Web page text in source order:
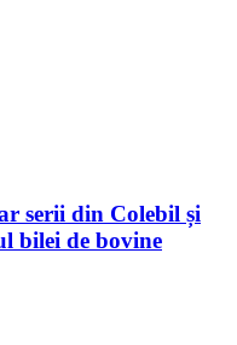
serii din Colebil și
bilei de bovine